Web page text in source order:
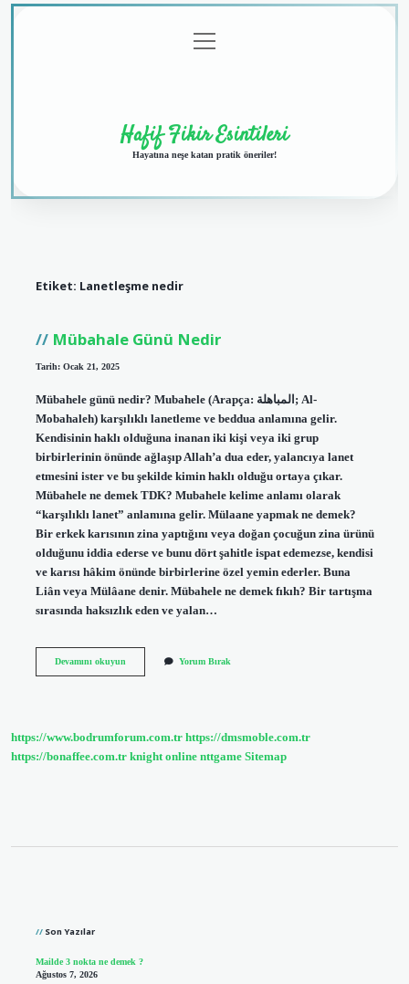
menüyü
aç
Hafif Fikir Esintileri
Hayatına neşe katan pratik öneriler!
Etiket: Lanetleşme nedir
Mübahale Günü Nedir
Tarih: Ocak 21, 2025
Mübahele günü nedir? Mubahele (Arapça: المباهلة; Al-
Mobahaleh) karşılıklı lanetleme ve beddua anlamına gelir.
Kendisinin haklı olduğuna inanan iki kişi veya iki grup
birbirlerinin önünde ağlaşıp Allah’a dua eder, yalancıya lanet
etmesini ister ve bu şekilde kimin haklı olduğu ortaya çıkar.
Mübahele ne demek TDK? Mubahele kelime anlamı olarak
“karşılıklı lanet” anlamına gelir. Mülaane yapmak ne demek?
Bir erkek karısının zina yaptığını veya doğan çocuğun zina ürünü
olduğunu iddia ederse ve bunu dört şahitle ispat edemezse, kendisi
ve karısı hâkim önünde birbirlerine özel yemin ederler. Buna
Liân veya Mülâane denir. Mübahele ne demek fıkıh? Bir tartışma
sırasında haksızlık eden ve yalan…
Devamını okuyunMübahale
Yorum Bırak
https://www.bodrumforum.com.tr https://dmsmoble.com.tr
https://bonaffee.com.tr knight online nttgame Sitemap
Son Yazılar
Mailde 3 nokta ne demek ?
Ağustos 7, 2026